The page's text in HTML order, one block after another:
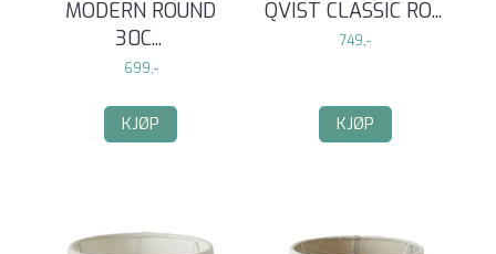
MODERN ROUND
30C...
699,-
KJØP
QVIST CLASSIC RO...
749,-
KJØP